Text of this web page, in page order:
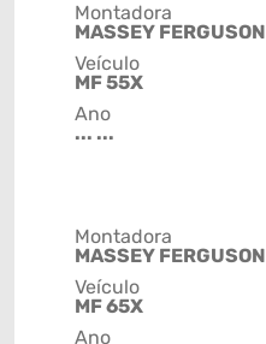
Montadora
MASSEY FERGUSON
Veículo
MF 55X
Ano
... ...
Montadora
MASSEY FERGUSON
Veículo
MF 65X
Ano